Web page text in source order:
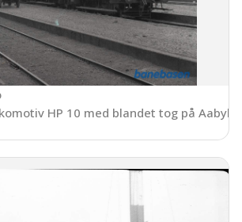
HP 10 med blandet tog på